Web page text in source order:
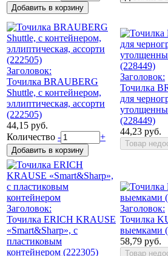
Заголовок:
Точилка BRAUBERG
Shuttle, с контейнером,
эллиптическая, ассорти
(222505)
44,15 руб.
Количество - +
Заголовок:
Точилка
для
(228449)
44,23 руб.
Заголовок:
Точилка ERICH KRAUSE
«Smart&Sharp», с
пластиковым
контейнером (222305)
Заголовок:
Точилка
выемками
58,79 руб.